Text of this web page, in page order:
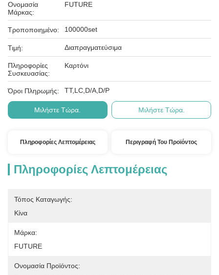
Ονομασία
Μάρκας:
FUTURE
Τροποποιημένο: 100000set
Τιμή: Διαπραγματεύσιμα
Πληροφορίες
Συσκευασίας:
Καρτόνι
Όροι Πληρωμής: ΤΤ,LC,D/A,D/P
Μιλήστε Τώρα. Μιλήστε Τώρα.
Πληροφορίες Λεπτομέρειας Περιγραφή Του Προϊόντος
Πληροφορίες Λεπτομέρειας
Τόπος Καταγωγής:
Κίνα
Μάρκα:
FUTURE
Ονομασία Προϊόντος: